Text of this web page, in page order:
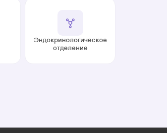
Эндокринологическое
отделение